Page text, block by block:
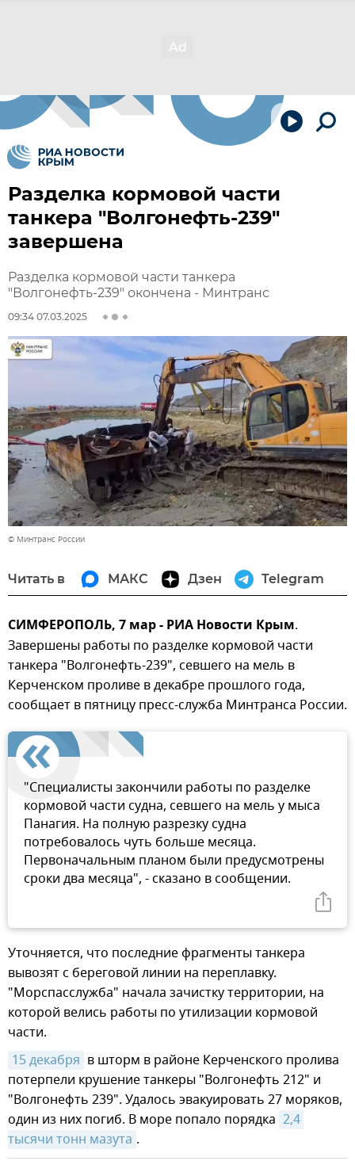
Разделка кормовой части
танкера "Волгонефть-239"
завершена
Разделка кормовой части танкера
"Волгонефть-239" окончена - Минтранс
09:34 07.03.2025
© Минтранс России
Читать в МАКС Дзен Telegram
СИМФЕРОПОЛЬ, 7 мар - РИА Новости Крым.
Завершены работы по разделке кормовой части
танкера "Волгонефть-239", севшего на мель в
Керченском проливе в декабре прошлого года,
сообщает в пятницу пресс-служба Минтранса России.
"Специалисты закончили работы по разделке
кормовой части судна, севшего на мель у мыса
Панагия. На полную разрезку судна
потребовалось чуть больше месяца.
Первоначальным планом были предусмотрены
сроки два месяца", - сказано в сообщении.
Уточняется, что последние фрагменты танкера
вывозят с береговой линии на переплавку.
"Морспасслужба" начала зачистку территории, на
которой велись работы по утилизации кормовой
части.
15 декабря в шторм в районе Керченского пролива
потерпели крушение танкеры "Волгонефть 212" и
"Волгонефть 239". Удалось эвакуировать 27 моряков,
один из них погиб. В море попало порядка 2,4
тысячи тонн мазута .